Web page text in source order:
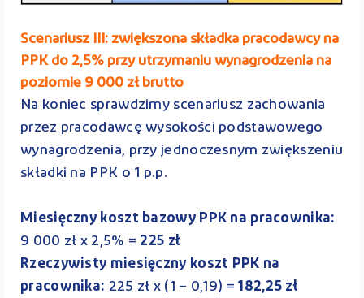
Scenariusz III: zwiększona składka pracodawcy na
PPK do 2,5% przy utrzymaniu wynagrodzenia na
poziomie 9 000 zł brutto
Na koniec sprawdzimy scenariusz zachowania
przez pracodawcę wysokości podstawowego
wynagrodzenia, przy jednoczesnym zwiększeniu
składki na PPK o 1 p.p.
Miesięczny koszt bazowy PPK na pracownika:
9 000 zł x 2,5% = 225 zł
Rzeczywisty miesięczny koszt PPK na
pracownika: 225 zł x (1 – 0,19) =182,25 zł